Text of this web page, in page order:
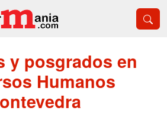
y posgrados en
Humanos